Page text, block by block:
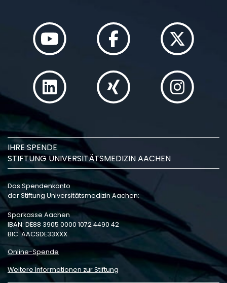
IHRE SPENDE
STIFTUNG UNIVERSITÄTSMEDIZIN AACHEN
Das Spendenkonto
der Stiftung Universitätsmedizin Aachen:
Sparkasse Aachen
IBAN: DE88 3905 0000 1072 4490 42
BIC: AACSDE33XXX
Online-Spende
Weitere Informationen zur Stiftung